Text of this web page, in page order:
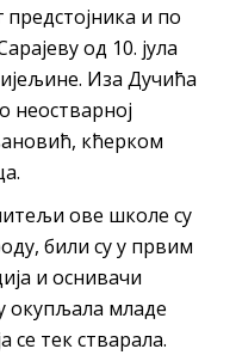
и по
од 10. јула
Иза Дучића
неостварној
кћерком
ове школе су
били су у првим
и оснивачи
окупљала младе
се тек стварала.